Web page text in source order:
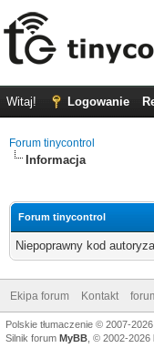
Witaj! Logowanie
Forum tinycontrol
Informacja
Forum tinycontrol
Niepoprawny kod
Ekipa forum Kontakt
Polskie tłumaczenie © 2007-2026
Silnik forum MyBB , © 2002-2026